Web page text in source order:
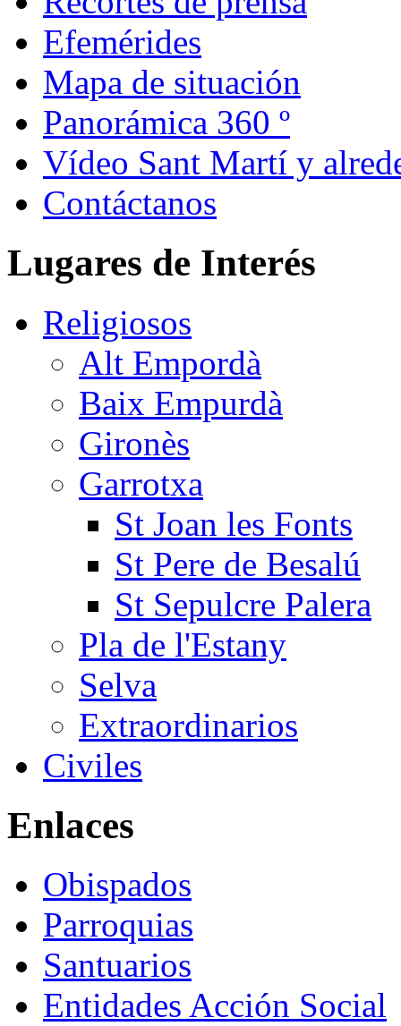
Efemérides
Mapa de situación
Panorámica 360 º
Vídeo Sant Martí y
Contáctanos
Lugares de Interés
Religiosos
Alt Empordà
Baix Empurdà
Gironès
Garrotxa
St Joan les Fonts
St Pere de Besalú
St Sepulcre Palera
Pla de l'Estany
Selva
Extraordinarios
Civiles
Enlaces
Obispados
Parroquias
Santuarios
Entidades Acción Social